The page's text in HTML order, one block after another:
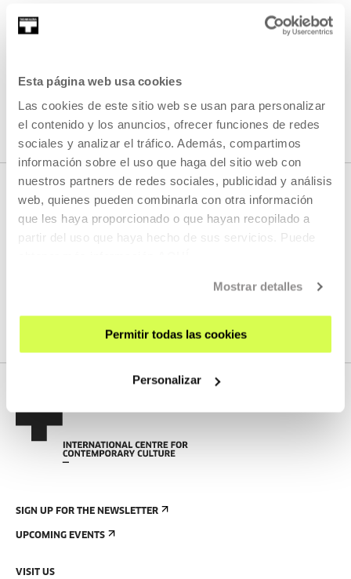
Esta página web usa cookies
Las cookies de este sitio web se usan para personalizar
el contenido y los anuncios, ofrecer funciones de redes
sociales y analizar el tráfico. Además, compartimos
información sobre el uso que haga del sitio web con
nuestros partners de redes sociales, publicidad y análisis
web, quienes pueden combinarla con otra información
que les haya proporcionado o que hayan recopilado a
partir del uso que haya hecho de sus servicios. Puede
Mostrar detalles
Permitir todas las cookies
Personalizar
TAXIO ARDANAZ
SEE ALL CONTENT
NEXT LIVE STREAMS
We do not have any new streams scheduled
SIGN UP FOR THE NEWSLETTER
UPCOMING EVENTS
VISIT US